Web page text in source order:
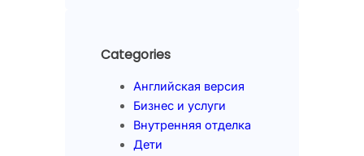
Categories
Английская версия
Бизнес и услуги
Внутренняя отделка
Дети